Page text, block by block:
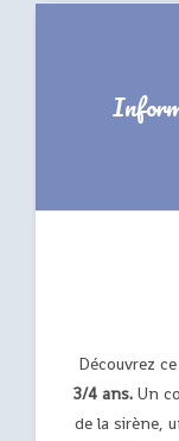
Découvrez ce
3/4 ans. Un
de la sirène,